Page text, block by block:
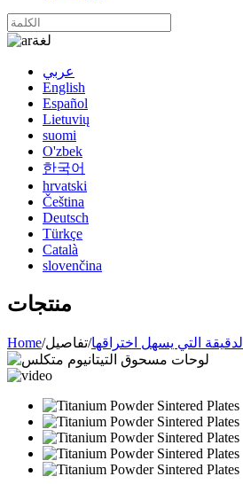
لغة
عربي
English
Español
Lietuvių
suomi
O'zbek
한국어
hrvatski
Čeština
Deutsch
Türkçe
Català
slovenčina
منتجات
Home/ التي يسهل اختراقها/تفاصيل